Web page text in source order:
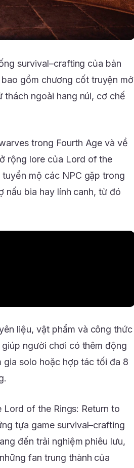
survival–crafting của bản
gồm chương cốt truyện mở
ngoài hang núi, cơ chế
trong Fourth Age và về
rộng lore của Lord of the
mộ các NPC gặp trong
nấu bia hay lính canh, từ đó
liệu, vật phẩm và công thức
người chơi có thêm động
solo hoặc hợp tác tối đa 8
Lord of the Rings: Return to
tựa game survival–crafting
đến trải nghiệm phiêu lưu,
fan trung thành của